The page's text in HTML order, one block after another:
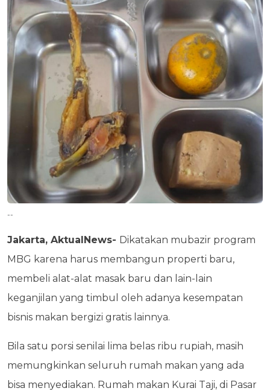
--
Jakarta, AktualNews- Dikatakan mubazir program
MBG karena harus membangun properti baru,
membeli alat-alat masak baru dan lain-lain
keganjilan yang timbul oleh adanya kesempatan
bisnis makan bergizi gratis lainnya.
Bila satu porsi senilai lima belas ribu rupiah, masih
memungkinkan seluruh rumah makan yang ada
bisa menyediakan. Rumah makan Kurai Taji, di Pasar